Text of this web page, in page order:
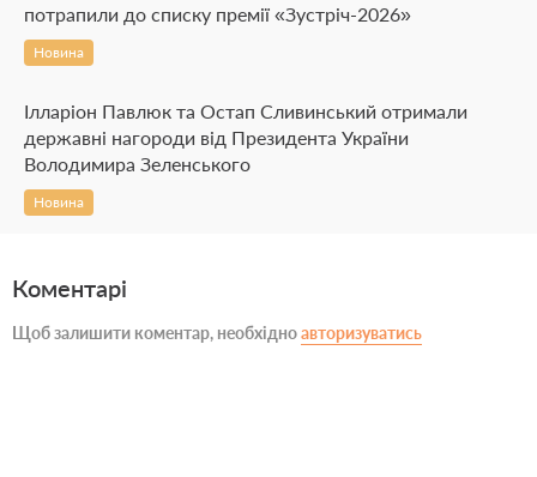
потрапили до списку премії «Зустріч-2026»
Новина
Ілларіон Павлюк та Остап Сливинський отримали
державні нагороди від Президента України
Володимира Зеленського
Новина
Коментарі
Щоб залишити коментар, необхідноавторизуватись